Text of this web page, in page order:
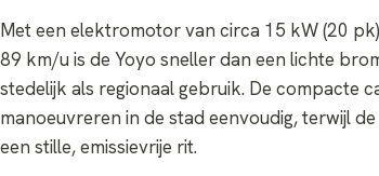
Met een elektromotor van circa 15 kW (20
89 km/u is de Yoyo sneller dan een lichte
stedelijk als regionaal gebruik. De compacte
manoeuvreren in de stad eenvoudig, terwijl
een stille, emissievrije rit.